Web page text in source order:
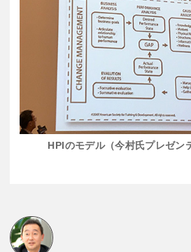
HPIのモデル（今村氏プレゼン